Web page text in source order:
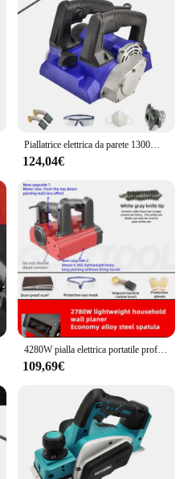
Piallatrice elettrica da parete 1300W Power pialla a mano pala macchina da parete con cavo e custodia per il trasporto per la rimozione del mastice di vernice
124,04€
4280W pialla elettrica portatile professionale senza angolo morto Design sottovuoto raschiando la macchina della pala del muro di cemento del mastice della cenere bianca
109,69€